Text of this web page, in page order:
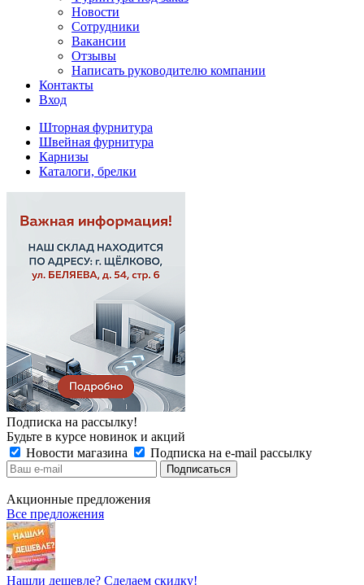
Новости
Сотрудники
Вакансии
Отзывы
Написать руководителю компании
Контакты
Вход
Шторная фурнитура
Швейная фурнитура
Карнизы
Каталоги, брелки
Подписка на рассылку!
Будьте в курсе новинок и акций
Новости магазина
Подписка на e-mail рассылку
Акционные предложения
Все предложения
Нашли дешевле? Сделаем скидку!